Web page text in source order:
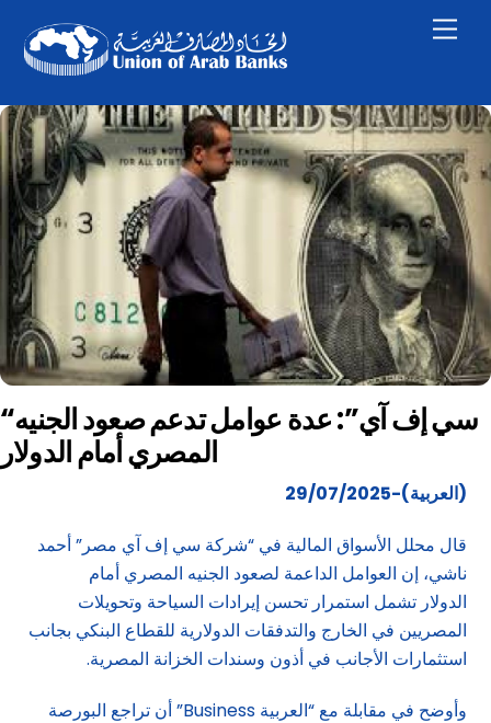
content
“سي إف آي”: عدة عوامل تدعم صعود الجنيه
المصري أمام الدولار
(العربية)-29/07/2025
قال محلل الأسواق المالية في “شركة سي إف آي مصر” أحمد
ناشي، إن العوامل الداعمة لصعود الجنيه المصري أمام
الدولار تشمل استمرار تحسن إيرادات السياحة وتحويلات
المصريين في الخارج والتدفقات الدولارية للقطاع البنكي بجانب
استثمارات الأجانب في أذون وسندات الخزانة المصرية.
وأوضح في مقابلة مع “العربية Business” أن تراجع البورصة